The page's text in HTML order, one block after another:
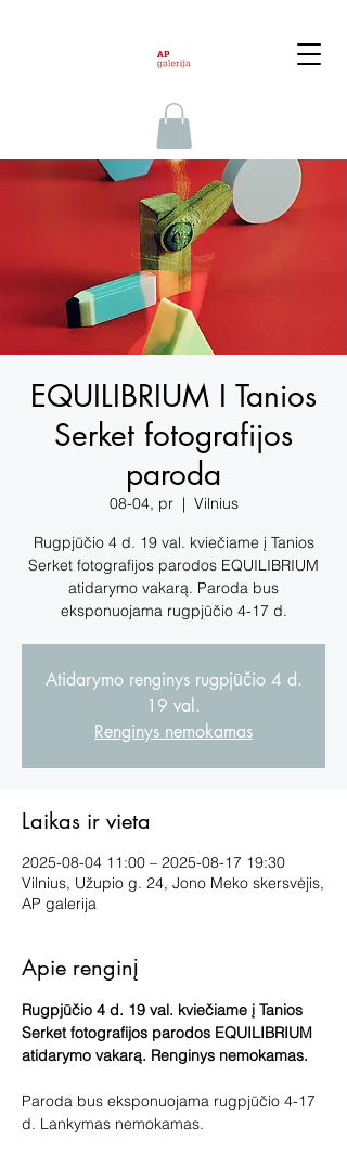
EQUILIBRIUM I Tanios
Serket fotografijos
paroda
08-04, pr
  |
Vilnius
Rugpjūčio 4 d. 19 val. kviečiame į Tanios
Serket fotografijos parodos EQUILIBRIUM
atidarymo vakarą. Paroda bus
eksponuojama rugpjūčio 4-17 d.
Atidarymo renginys rugpjūčio 4 d.
19 val.
Renginys nemokamas
Laikas ir vieta
2025-08-04 11:00 – 2025-08-17 19:30
Vilnius, Užupio g. 24, Jono Meko skersvėjis,
AP galerija
Apie renginį
Rugpjūčio 4 d. 19 val. kviečiame į Tanios
Serket fotografijos parodos EQUILIBRIUM
atidarymo vakarą. Renginys nemokamas.
Paroda bus eksponuojama rugpjūčio 4-17
d. Lankymas nemokamas.